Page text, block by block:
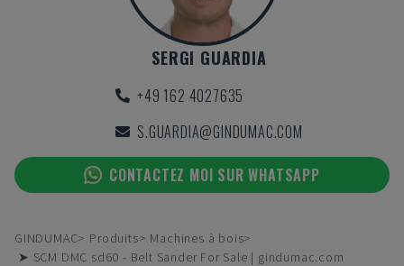
SERGI GUARDIA
+49 162 4027635
S.GUARDIA@GINDUMAC.COM
CONTACTEZ MOI SUR WHATSAPP
GINDUMAC Produits
Machines à bois
➤ SCM DMC sd60 - Belt Sander For Sale | gindumac.com